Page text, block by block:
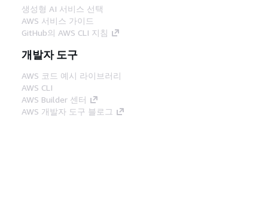
생성형 AI 서비스 선택
AWS 서비스 가이드
GitHub의 AWS CLI 지침
개발자 도구
AWS 코드 예시 라이브러리
AWS CLI
AWS Builder 센터
AWS 개발자 도구 블로그